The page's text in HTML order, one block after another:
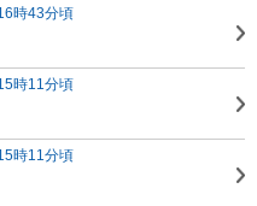
時43分頃
時11分頃
時11分頃